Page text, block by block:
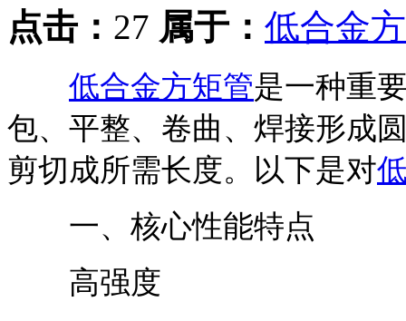
点击： 27 属于： 低合金
低合金方矩管是一种重
包、平整、卷曲、焊接形成
剪切成所需长度。以下是对
一、核心性能特点
高强度